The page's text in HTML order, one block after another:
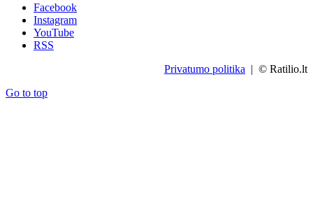
Facebook
Instagram
YouTube
RSS
Privatumo politika | © Ratilio.lt
Go to top